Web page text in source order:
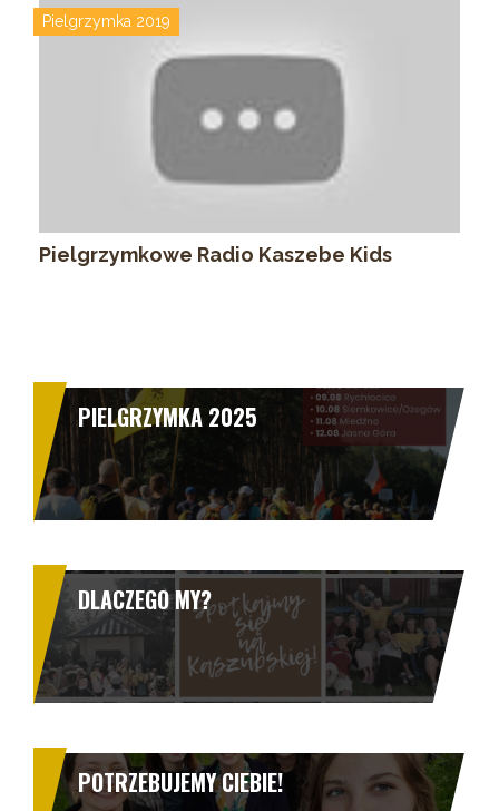
Pielgrzymka 2019
Pielgrzymkowe Radio Kaszebe Kids
PIELGRZYMKA 2025
DLACZEGO MY?
POTRZEBUJEMY CIEBIE!